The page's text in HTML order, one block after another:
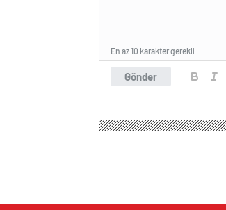
Gönder
En az 10 karakter gerekli